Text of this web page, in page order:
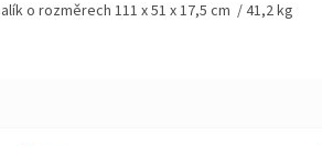
o rozměrech 111 x 51 x 17,5 cm / 41,2 kg